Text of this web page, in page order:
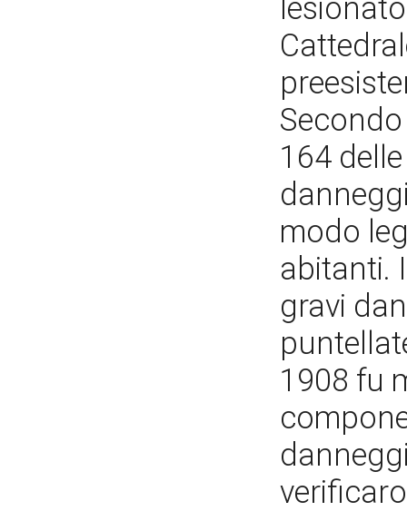
164
modo
abitanti.
gravi
1908 fu